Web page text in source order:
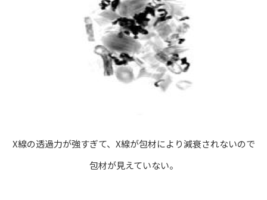
X線の透過力が強すぎて、X線が包材により減衰されないので
包材が見えていない。